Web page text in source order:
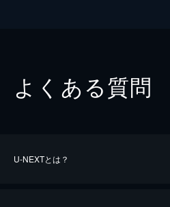
よくある質問
U-NEXTとは？